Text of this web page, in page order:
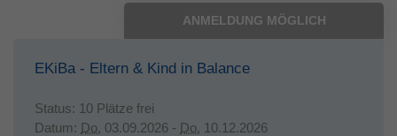
ANMELDUNG MÖGLICH
EKiBa - Eltern & Kind in Balance
Status: 10 Plätze frei
Datum: Do. 03.09.2026 - Do. 10.12.2026